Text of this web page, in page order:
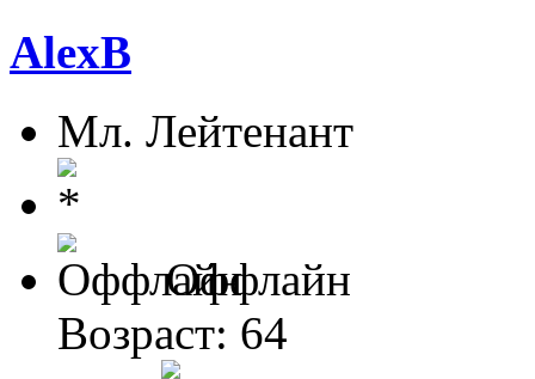
AlexB
Мл. Лейтенант
Оффлайн
Возраст: 64